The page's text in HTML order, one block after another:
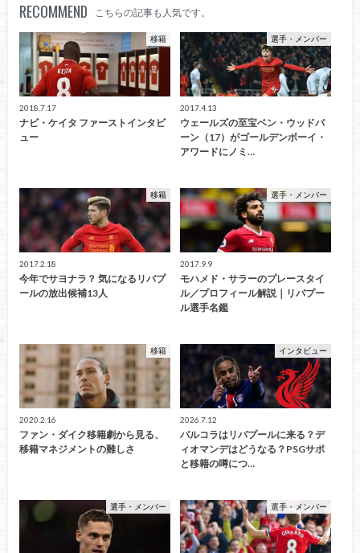
RECOMMEND こちらの記事も人気です。
移籍
2018.7.17
ナビ・ケイタ ファーストインタビ
ュー
選手・メンバー
2017.4.13
ウェールズの至宝ベン・ウッドバ
ーン（17）がゴールデンボーイ・
アワードにノミ…
移籍
2017.2.18
今年でサヨナラ？ 気になるリバプ
ールの放出候補13人
選手・メンバー
2017.9.9
モハメド・サラーのプレースタイ
ル／プロフィール解説｜リバプー
ル選手名鑑
移籍
2020.2.16
ファン・ダイク移籍劇から見る、
移籍マネジメントの難しさ
インタビュー
2026.7.12
バルコラはリバプールに来る？デ
ィオマンデはどうなる？PSGサポ
と移籍の噂につ…
選手・メンバー 選手・メンバー